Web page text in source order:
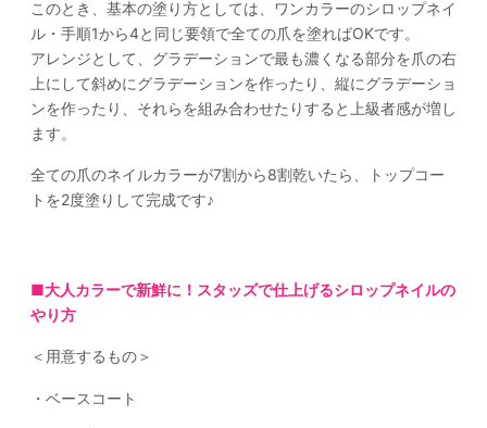
このとき、基本の塗り方としては、ワンカラーのシロップネイ
ル・手順1から4と同じ要領で全ての爪を塗ればOKです。
アレンジとして、グラデーションで最も濃くなる部分を爪の右
上にして斜めにグラデーションを作ったり、縦にグラデーショ
ンを作ったり、それらを組み合わせたりすると上級者感が増し
ます。
全ての爪のネイルカラーが7割から8割乾いたら、トップコー
トを2度塗りして完成です♪
■大人カラーで新鮮に！スタッズで仕上げるシロップネイルの
やり方
＜用意するもの＞
・ベースコート